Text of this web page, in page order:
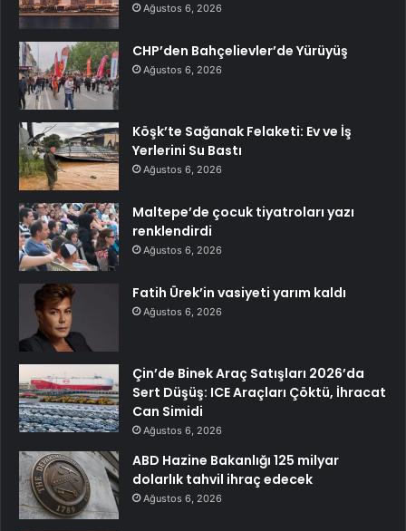
Ağustos 6, 2026
CHP’den Bahçelievler’de Yürüyüş
Ağustos 6, 2026
Köşk’te Sağanak Felaketi: Ev ve İş
Yerlerini Su Bastı
Ağustos 6, 2026
Maltepe’de çocuk tiyatroları yazı
renklendirdi
Ağustos 6, 2026
Fatih Ürek’in vasiyeti yarım kaldı
Ağustos 6, 2026
Çin’de Binek Araç Satışları 2026’da
Sert Düşüş: ICE Araçları Çöktü, İhracat
Can Simidi
Ağustos 6, 2026
ABD Hazine Bakanlığı 125 milyar
dolarlık tahvil ihraç edecek
Ağustos 6, 2026